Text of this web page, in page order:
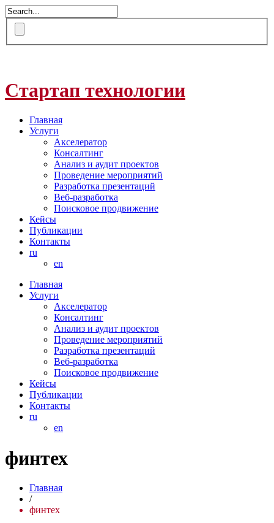
Стартап технологии
Главная
Услуги
Акселератор
Консалтинг
Анализ и аудит проектов
Проведение мероприятий
Разработка презентаций
Веб-разработка
Поисковое продвижение
Кейсы
Публикации
Контакты
ru
en
Главная
Услуги
Акселератор
Консалтинг
Анализ и аудит проектов
Проведение мероприятий
Разработка презентаций
Веб-разработка
Поисковое продвижение
Кейсы
Публикации
Контакты
ru
en
финтех
Главная
/
финтех